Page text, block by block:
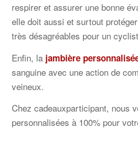
respirer et assurer une bonne
elle doit aussi et surtout
très désagréables pour un
Enfin, la jambière
sanguine avec une action de
veineux.
Chez cadeauxparticipant, nous
personnalisées à 100% pour